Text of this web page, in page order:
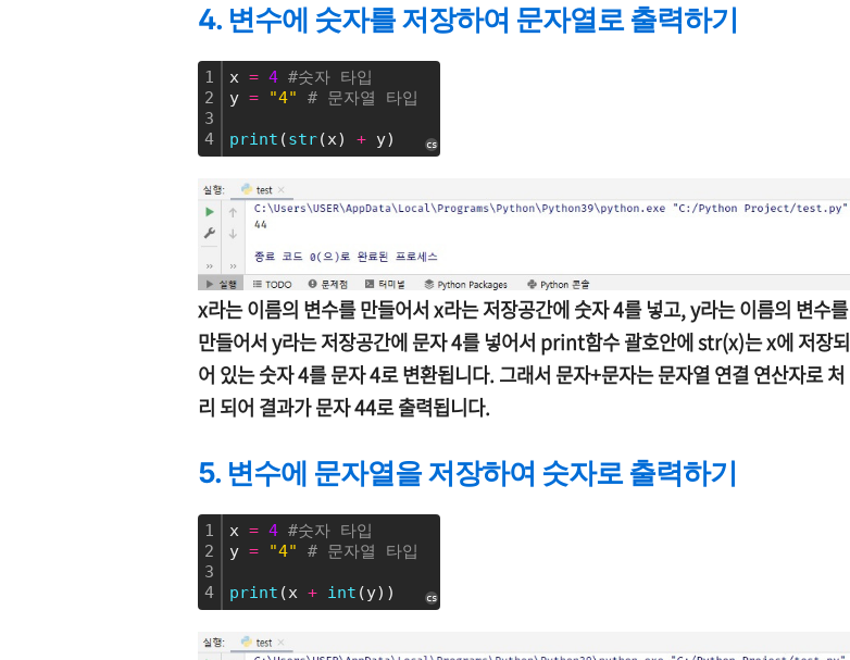
4. 변수에 숫자를 저장하여 문자열로 출력하기
1
2
3
4
x = 4 #숫자 타입
y = "4" # 문자열 타입
print (str(x) + y) cs
x라는 이름의 변수를 만들어서 x라는 저장공간에 숫자 4를 넣고, y라는 이름의 변수를
만들어서 y라는 저장공간에 문자 4를 넣어서 print함수 괄호안에 str(x)는 x에 저장되
어 있는 숫자 4를 문자 4로 변환됩니다. 그래서 문자+문자는 문자열 연결 연산자로 처
리 되어 결과가 문자 44로 출력됩니다.
5. 변수에 문자열을 저장하여 숫자로 출력하기
1
2
3
4
x = 4 #숫자 타입
y = "4" # 문자열 타입
print (x + int (y)) cs